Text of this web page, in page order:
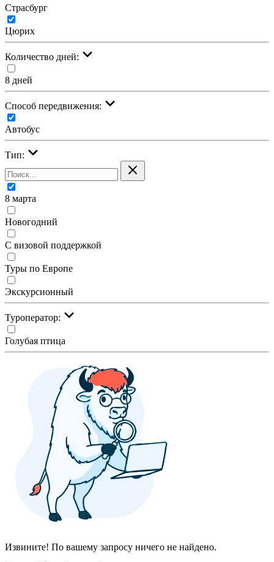
Страсбург
Цюрих
Количество дней:
8 дней
Cпособ передвижения:
Автобус
Тип:
8 марта
Новогодний
С визовой поддержкой
Туры по Европе
Экскурсионный
Туроператор:
Голубая птица
Извините! По вашему запросу ничего не найдено.